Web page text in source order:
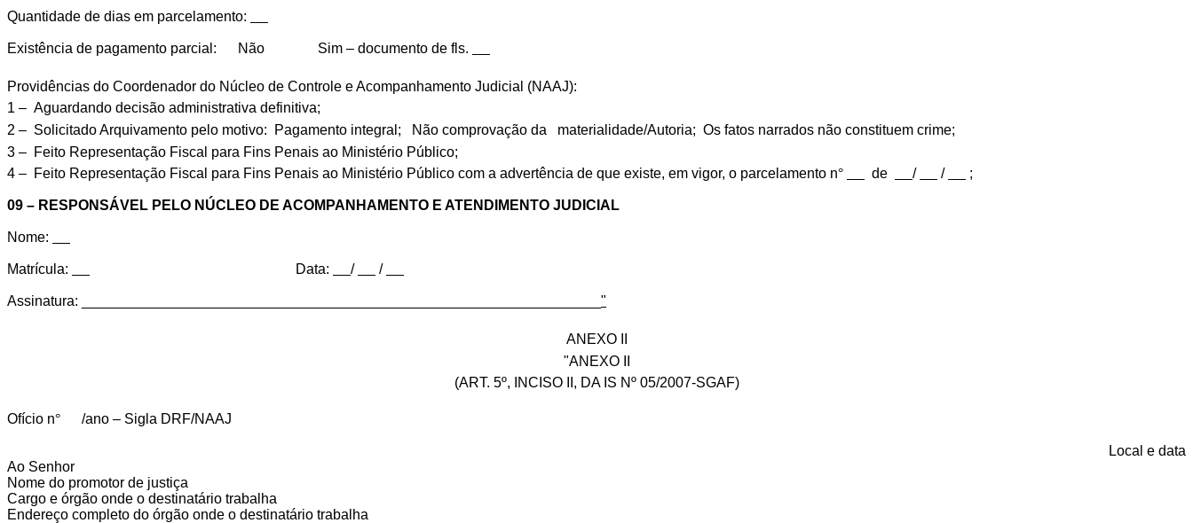
Quantidade de dias em parcelamento:
Existência de pagamento parcial: Não Sim – documento de fls.
Providências do Coordenador do Núcleo de Controle e Acompanhamento Judicial (NAAJ):
1 – Aguardando decisão administrativa definitiva;
2 – Solicitado Arquivamento pelo motivo: Pagamento integral; Não comprovação da materialidade/Autoria; Os fatos narrados não constituem crime;
3 – Feito Representação Fiscal para Fins Penais ao Ministério Público;
4 – Feito Representação Fiscal para Fins Penais ao Ministério Público com a advertência de que existe, em vigor, o parcelamento n° de / / ;
09 – RESPONSÁVEL PELO NÚCLEO DE ACOMPANHAMENTO E ATENDIMENTO JUDICIAL
Nome:
Matrícula: Data: / /
Assinatura: _________________________________________________________________ "
ANEXO II
"ANEXO II
(ART. 5º, INCISO II, DA IS Nº 05/2007-SGAF)
Ofício n° /ano – Sigla DRF/NAAJ
Local e data
Ao Senhor
Nome do promotor de justiça
Cargo e órgão onde o destinatário trabalha
Endereço completo do órgão onde o destinatário trabalha